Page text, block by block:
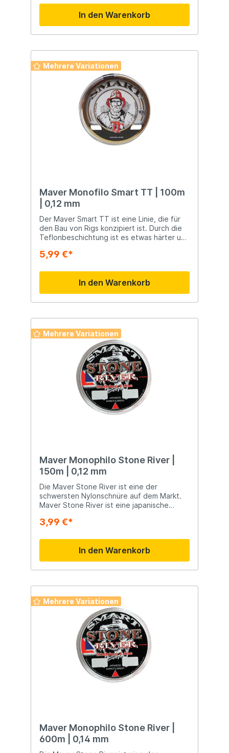
In den Warenkorb
Mehrere Variationen
Maver Monofilo Smart TT | 100m
| 0,12 mm
Der Maver Smart TT ist eine Linie, die für
den Bau von Rigs konzipiert ist. Durch die
Teflonbeschichtung ist es etwas härter und
Witterungseinflüsse. Natürlich eignet sich
Hauptschnur.
5,99 €*
In den Warenkorb
Mehrere Variationen
Maver Monophilo Stone River |
150m | 0,12 mm
Die Maver Stone River ist eine der
schwersten Nylonschnüre auf dem Markt.
Maver Stone River ist eine japanische
Eisenpartikeln extra beschwert ist. Dadurch
und sinkt extrem schnell ab.
3,99 €*
In den Warenkorb
Mehrere Variationen
Maver Monophilo Stone River |
600m | 0,14 mm